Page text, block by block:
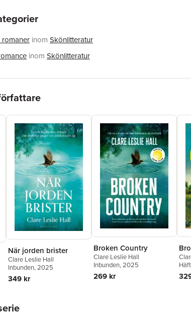
inom Skönlitteratur
inom Skönlitteratur
När jorden brister
Clare Leslie Hall
Inbunden, 2025
349 kr
Broken Country
Clare Leslie Hall
Inbunden, 2025
269 kr